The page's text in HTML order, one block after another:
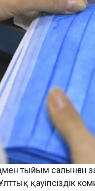
тыйым салынған
қауіпсіздік